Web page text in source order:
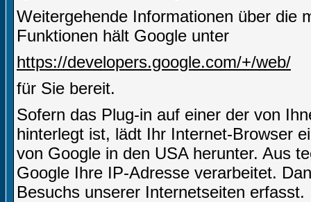
Weitergehende Informationen über die
Funktionen hält Google unter
https://developers.google.com/+/web/
für Sie bereit.
Sofern das Plug-in auf einer der von
hinterlegt ist, lädt Ihr Internet-Browser
von Google in den USA herunter. Aus
Google Ihre IP-Adresse verarbeitet.
Besuchs unserer Internetseiten erfasst.